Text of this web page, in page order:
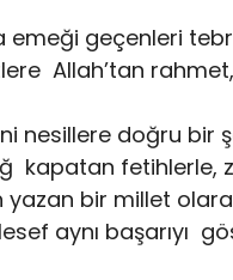
emeği geçenleri
Allah’tan
nesillere doğru
kapatan fetihlerle,
yazan bir millet
aynı başarıyı